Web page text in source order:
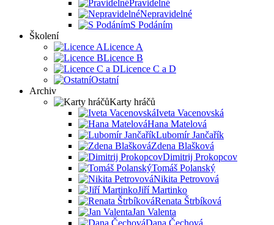
Pravidelné
Nepravidelné
S Podáním
Školení
Licence A
Licence B
Licence C a D
Ostatní
Archiv
Karty hráčů
Iveta Vacenovská
Hana Matelová
Lubomír Jančařík
Zdena Blašková
Dimitrij Prokopcov
Tomáš Polanský
Nikita Petrovová
Jiří Martinko
Renata Štrbíková
Jan Valenta
Dana Čechová